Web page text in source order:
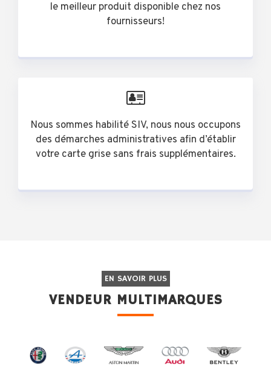
le meilleur produit disponible chez nos
fournisseurs!
Nous sommes habilité SIV, nous nous occupons
des démarches administratives afin d’établir
votre carte grise sans frais supplémentaires.
EN SAVOIR PLUS
VENDEUR MULTIMARQUES